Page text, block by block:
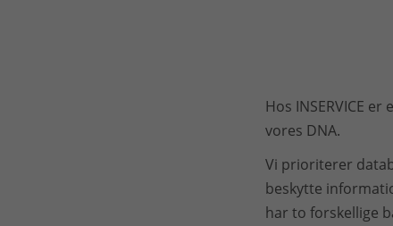
Hos INSERVICE
vores DNA.
Vi prioriterer
beskytte
har to forskellige